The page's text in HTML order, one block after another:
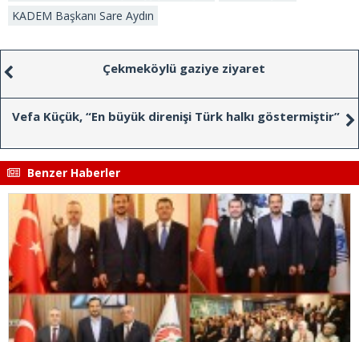
KADEM Başkanı Sare Aydın
Çekmeköylü gaziye ziyaret
Vefa Küçük, “En büyük direnişi Türk halkı göstermiştir”
Benzer Haberler